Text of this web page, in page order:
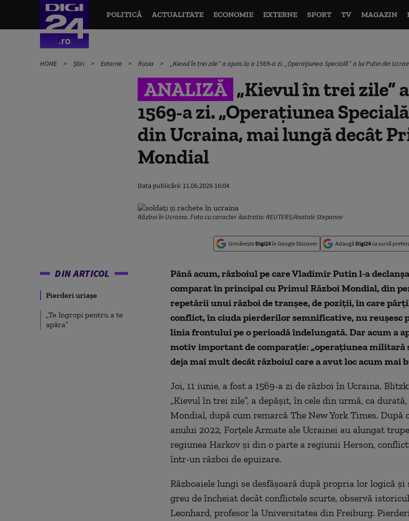
POLITICĂ ACTUALITATE ECONOMIE EXTERNE SPORT TV MAGAZIN
HOME Știri Externe Rusia „Kievul în trei zile” a ajuns la a 1569-a zi. „Operațiunea Specială” a lui Putin din
ANALIZĂ „Kievul în trei zile”
1569-a zi. „Operațiunea
din Ucraina, mai lungă decât
Mondial
Data publicării: 11.06.2026 16:04
Război în Ucraina. Foto cu caracter ilustrativ: REUTERS/Anatolii Stepanov
Urmărește Digi24în Google Discover Adaugă Digi24ca sursă
DIN ARTICOL
Pierderi uriașe
„Te îngropi pentru a te
apăra”
Până acum, războiul pe care Vladimir Putin l-a
comparat în principal cu Primul Război Mondial, din
repetării unui război de tranșee, de poziții, în care
conflict, în ciuda pierderilor semnificative, nu reușesc
linia frontului pe o perioadă îndelungată. Dar acum a
motiv important de comparație: „operațiunea militară
deja mai mult decât războiul care a avut loc acum mai
Joi, 11 iunie, a fost a 1569-a zi de război în Ucraina.
„Kievul în trei zile”, a depășit, în cele din urmă, ca
Mondial, după cum remarcă The New York Times. După
anului 2022, Forțele Armate ale Ucrainei au alungat
regiunea Harkov și din o parte a regiunii Herson,
într-un război de epuizare.
Războaiele lungi se desfășoară după propria lor logică
greu de încheiat decât conflictele scurte, observă
Leonhard, profesor la Universitatea din Freiburg.